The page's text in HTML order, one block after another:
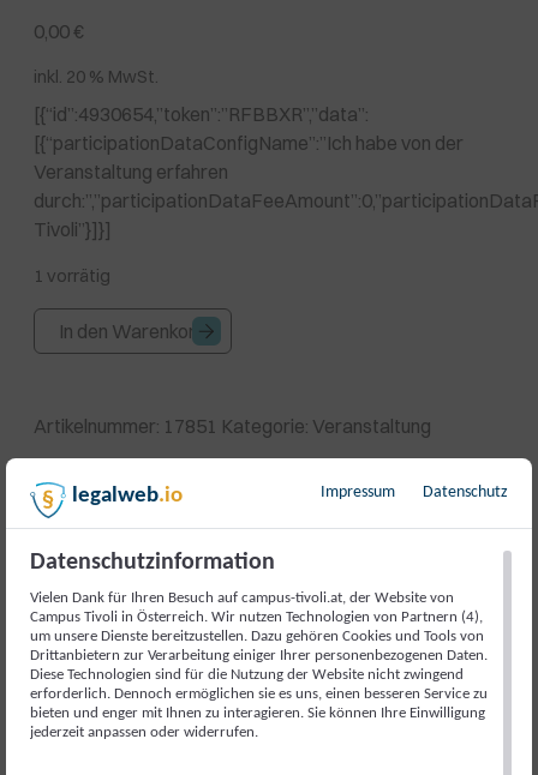
0,00€
inkl. 20 % MwSt.
[{“id”:4930654,”token”:”RFBBXR”,”data”:
[{“participationDataConfigName”:”Ich habe von der
Veranstaltung erfahren
Tivoli”}]}]
1 vorrätig
Live
Podcast:
Regierung
mit
uns
im
Gespräch
Menge
In den Warenkorb
Artikelnummer: 17851 Kategorie: Veranstaltung
Beschreibung
Beschreibung
Unsere Gesprächsreihe„Für uns in der Regierung. Mit
uns im Gespräch.“geht in die nächste Runde.
Gemeinsam mit der Jungen Volkspartei (JVP) laden wir
legalweb.io Impressum Datenschutz
Datenschutzinformation
Vielen Dank für Ihren Besuch auf campus-tivoli.at, der Website von
Campus Tivoli in Österreich. Wir nutzen Technologien von Partnern (4),
um unsere Dienste bereitzustellen. Dazu gehören Cookies und Tools von
Drittanbietern zur Verarbeitung einiger Ihrer personenbezogenen Daten.
Diese Technologien sind für die Nutzung der Website nicht zwingend
erforderlich. Dennoch ermöglichen sie es uns, einen besseren Service zu
bieten und enger mit Ihnen zu interagieren. Sie können Ihre Einwilligung
jederzeit anpassen oder widerrufen.